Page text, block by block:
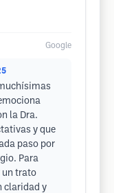
Google
la Dra.
y que
paso por
Para
un trato
claridad y